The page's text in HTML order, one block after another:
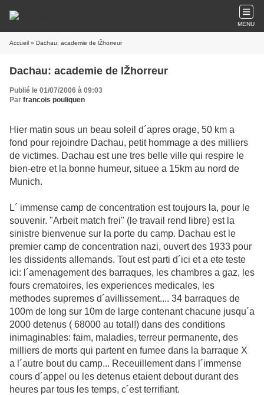
MENU
Accueil » Dachau: academie de lŽhorreur
Dachau: academie de lŽhorreur
Publié le 01/07/2006 à 09:03
Par francois pouliquen
Hier matin sous un beau soleil d´apres orage, 50 km a
fond pour rejoindre Dachau, petit hommage a des milliers
de victimes. Dachau est une tres belle ville qui respire le
bien-etre et la bonne humeur, situee a 15km au nord de
Munich.
L´ immense camp de concentration est toujours la, pour le
souvenir. "Arbeit match frei" (le travail rend libre) est la
sinistre bienvenue sur la porte du camp. Dachau est le
premier camp de concentration nazi, ouvert des 1933 pour
les dissidents allemands. Tout est parti d´ici et a ete teste
ici: l´amenagement des barraques, les chambres a gaz, les
fours crematoires, les experiences medicales, les
methodes supremes d´avillissement.... 34 barraques de
100m de long sur 10m de large contenant chacune jusqu´a
2000 detenus ( 68000 au total!) dans des conditions
inimaginables: faim, maladies, terreur permanente, des
milliers de morts qui partent en fumee dans la barraque X
a l´autre bout du camp... Receuillement dans l´immense
cours d´appel ou les detenus etaient debout durant des
heures par tous les temps, c´est terrifiant.